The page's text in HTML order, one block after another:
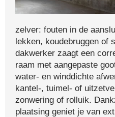
zelver: fouten in de
lekken, koudebruggen of
dakwerker zaagt een
raam met aangepaste
water- en winddichte
kantel-, tuimel- of
zonwering of rolluik.
plaatsing geniet je van